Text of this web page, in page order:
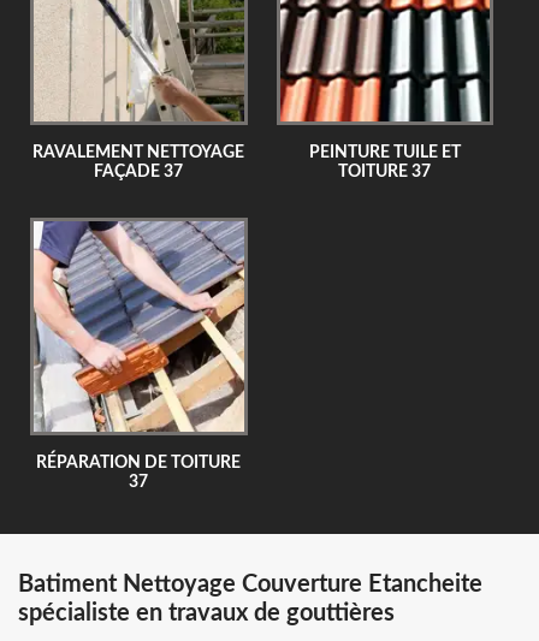
RAVALEMENT NETTOYAGE
FAÇADE 37
PEINTURE TUILE ET
TOITURE 37
RÉPARATION DE TOITURE
37
Batiment Nettoyage Couverture Etancheite
spécialiste en travaux de gouttières